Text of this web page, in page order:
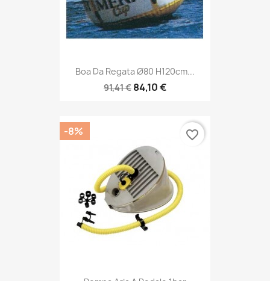
Boa Da Regata Ø80 H120cm...
91,41 € 84,10 €
-8% favorite_border